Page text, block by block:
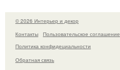
© 2026 Интерьер и декор
Контакты
Пользовательское соглашение
Политика конфидециальности
Обратная связь